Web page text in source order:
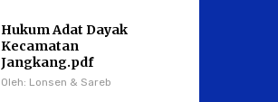
Hukum Adat Dayak
Kecamatan
Jangkang.pdf
Oleh: Lonsen & Sareb